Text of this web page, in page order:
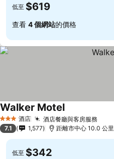
低至 $619
查看 4 個網站的價格
3 星級 酒店 酒店餐廳與客房服務
Walker Motel
7.1 1,577 距離市中心 10.0 公里
低至 $342